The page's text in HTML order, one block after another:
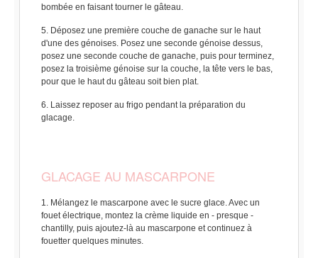
bombée en faisant tourner le gâteau.
Déposez une première couche de ganache sur le haut
d'une des génoises. Posez une seconde génoise dessus,
posez une seconde couche de ganache, puis pour terminez,
posez la troisième génoise sur la couche, la tête vers le bas,
pour que le haut du gâteau soit bien plat.
Laissez reposer au frigo pendant la préparation du
glacage.
GLACAGE AU MASCARPONE
Mélangez le mascarpone avec le sucre glace. Avec un
fouet électrique, montez la crème liquide en - presque -
chantilly, puis ajoutez-là au mascarpone et continuez à
fouetter quelques minutes.